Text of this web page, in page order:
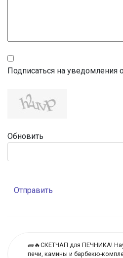
Подписаться на уведомления
Обновить
Отправить
🧱🔥СКЕТЧАП для ПЕЧНИКА!
печи, камины и барбекю-